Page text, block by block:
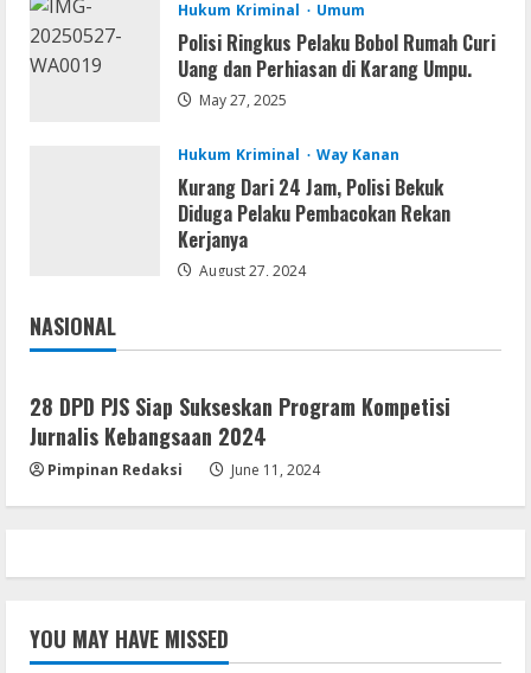
Umum
Satreskrim Polres Way Kanan Ungkap
Kasus Persetubuhan terhadap Anak,
Tersangka Ayah Tiri Diamankan
August 9, 2026
Coop
Uncharted: Legacy of Thieves
Collection Compressed Repack 2026
5
Resettools
[Final] (x64) Final FileCR
August 9, 2026
Hukum Kriminal Umum
Polisi Ringkus Pelaku Bobol Rumah Curi
Uang dan Perhiasan di Karang Umpu.
May 27, 2025
Hukum Kriminal Way Kanan
Kurang Dari 24 Jam, Polisi Bekuk
Diduga Pelaku Pembacokan Rekan
Kerjanya
August 27, 2024
NASIONAL
Jakarta
28 DPD PJS Siap Sukseskan Program Kompetisi
Jurnalis Kebangsaan 2024
Pimpinan Redaksi June 11, 2024
YOU MAY HAVE MISSED